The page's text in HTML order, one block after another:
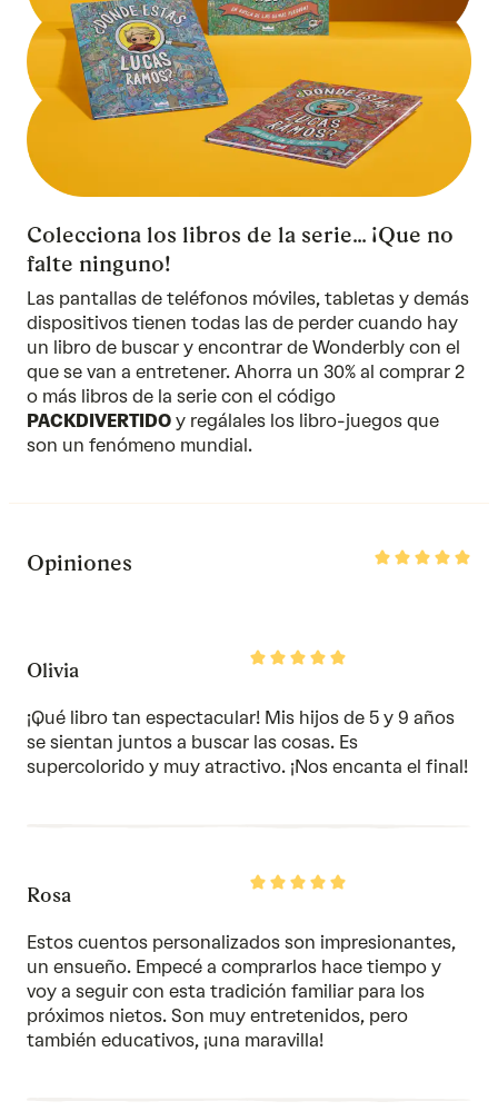
Colecciona los libros de la serie… ¡Que no
falte ninguno!
Las pantallas de teléfonos móviles, tabletas y demás
dispositivos tienen todas las de perder cuando hay
un libro de buscar y encontrar de Wonderbly con el
que se van a entretener. Ahorra un 30% al comprar 2
o más libros de la serie con el código
PACKDIVERTIDO y regálales los libro-juegos que
son un fenómeno mundial.
Opiniones
Rated
Rated
of
5
Olivia
¡Qué libro tan espectacular! Mis hijos de 5 y 9 años
se sientan juntos a buscar las cosas. Es
supercolorido y muy atractivo. ¡Nos encanta el final!
Rated
of
Rosa
Estos cuentos personalizados son impresionantes,
un ensueño. Empecé a comprarlos hace tiempo y
voy a seguir con esta tradición familiar para los
próximos nietos. Son muy entretenidos, pero
también educativos, ¡una maravilla!